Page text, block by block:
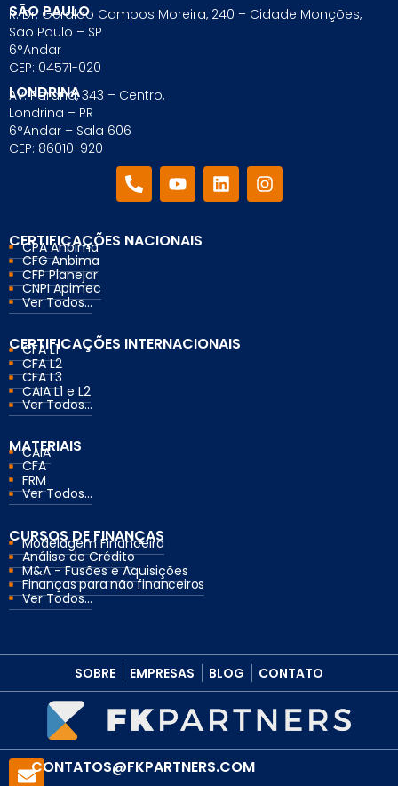
SÃO PAULO
R. Dr. Geraldo Campos Moreira, 240 – Cidade Monções,
São Paulo – SP
6°Andar
CEP: 04571-020
LONDRINA
Av. Paraná, 343 – Centro,
Londrina – PR
6°Andar – Sala 606
CEP: 86010-920
CERTIFICAÇÕES NACIONAIS
CPA Anbima
CFG Anbima
CFP Planejar
CNPI Apimec
Ver Todos...
CERTIFICAÇÕES INTERNACIONAIS
CFA L1
CFA L2
CFA L3
CAIA L1 e L2
Ver Todos...
MATERIAIS
CAIA
CFA
FRM
Ver Todos...
CURSOS DE FINANÇAS
Modelagem Financeira
Análise de Crédito
M&A - Fusões e Aquisições
Finanças para não financeiros
Ver Todos...
SOBRE EMPRESAS BLOG CONTATO
CONTATOS@FKPARTNERS.COM